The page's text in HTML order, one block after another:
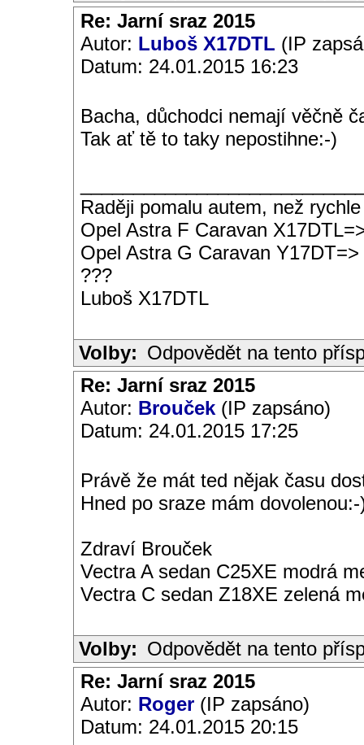
Re: Jarní sraz 2015
Autor: Luboš X17DTL (IP
Datum: 24.01.2015 16:23
Bacha, důchodci nemají věčně
Tak ať tě to taky nepostihne:-)
Raději pomalu autem, než
Opel Astra F Caravan
Opel Astra G Caravan Y17DT=>
???
Luboš X17DTL
Volby: Odpovědět na tento
Re: Jarní sraz 2015
Autor: Brouček (IP zapsáno)
Datum: 24.01.2015 17:25
Právě že mát ted nějak času
Hned po sraze mám
Zdraví Brouček
Vectra A sedan C25XE modrá
Vectra C sedan Z18XE zelená
Volby: Odpovědět na tento
Re: Jarní sraz 2015
Autor: Roger (IP zapsáno)
Datum: 24.01.2015 20:15